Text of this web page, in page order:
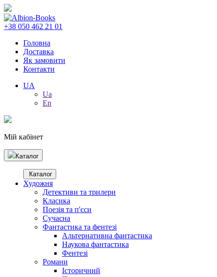
+38 050 462 21 01
Головна
Доставка
Як замовити
Контакти
UA
Ua
En
Мій кабінет
Каталог
Каталог
Художня
Детективи та трилери
Класика
Поезія та п'єси
Сучасна
Фантастика та фентезі
Альтернативна фантастика
Наукова фантастика
Фентезі
Романи
Історичний